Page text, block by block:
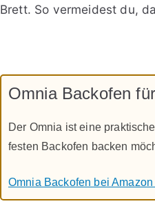
Brett. So vermeidest du,
Omnia Backofen
Der Omnia ist eine
festen Backofen backen
Omnia Backofen bei